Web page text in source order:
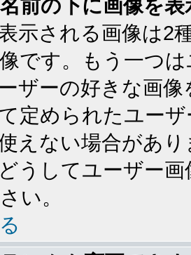
前の下に画像を
示される画像は2
です。もう一つ
ザーの好きな画
定められたユー
えない場合があ
うしてユーザー
い。